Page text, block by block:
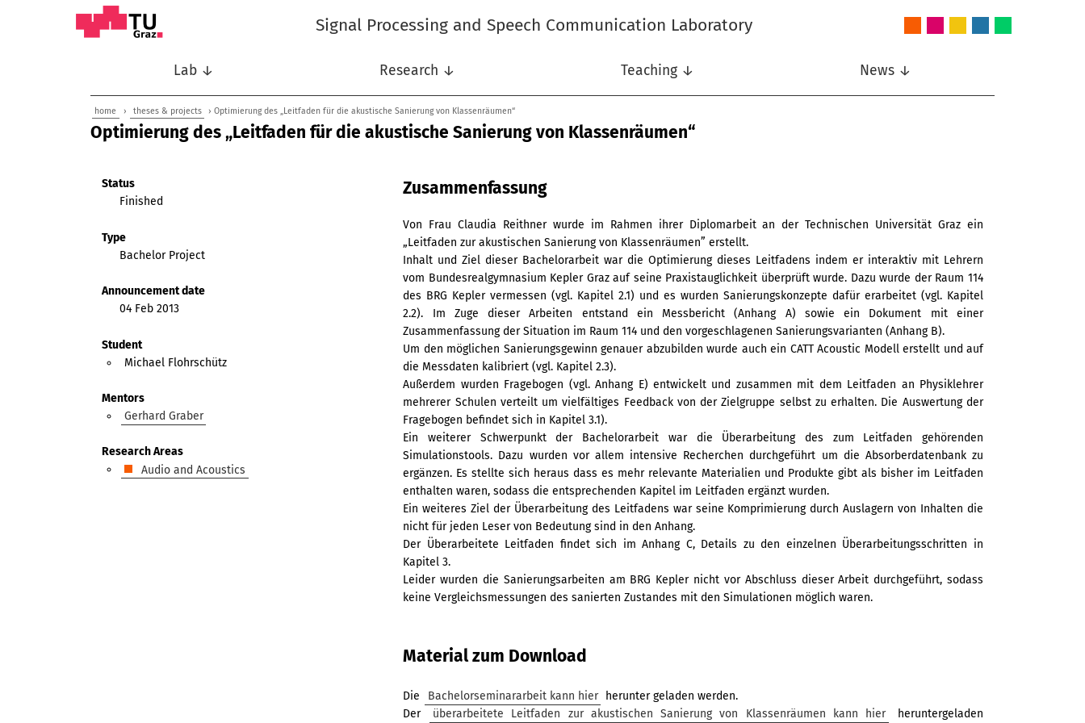
Signal Processing and Speech Communication Laboratory
Lab ↓ Research ↓ Teaching ↓ News ↓
home › theses & projects › Optimierung des „Leitfaden für die akustische Sanierung von Klassenräumen“
Optimierung des „Leitfaden für die akustische Sanierung von Klassenräumen“
Status
Finished
Type
Bachelor Project
Announcement date
04 Feb 2013
Student
Michael Flohrschütz
Mentors
Gerhard Graber
Research Areas
Audio and Acoustics
Zusammenfassung
Von Frau Claudia Reithner wurde im Rahmen ihrer Diplomarbeit an der Technischen Universität Graz ein
„Leitfaden zur akustischen Sanierung von Klassenräumen” erstellt.
Inhalt und Ziel dieser Bachelorarbeit war die Optimierung dieses Leitfadens indem er interaktiv mit Lehrern
vom Bundesrealgymnasium Kepler Graz auf seine Praxistauglichkeit überprüft wurde. Dazu wurde der Raum 114
des BRG Kepler vermessen (vgl. Kapitel 2.1) und es wurden Sanierungskonzepte dafür erarbeitet (vgl. Kapitel
2.2). Im Zuge dieser Arbeiten entstand ein Messbericht (Anhang A) sowie ein Dokument mit einer
Zusammenfassung der Situation im Raum 114 und den vorgeschlagenen Sanierungsvarianten (Anhang B).
Um den möglichen Sanierungsgewinn genauer abzubilden wurde auch ein CATT Acoustic Modell erstellt und auf
die Messdaten kalibriert (vgl. Kapitel 2.3).
Außerdem wurden Fragebogen (vgl. Anhang E) entwickelt und zusammen mit dem Leitfaden an Physiklehrer
mehrerer Schulen verteilt um vielfältiges Feedback von der Zielgruppe selbst zu erhalten. Die Auswertung der
Fragebogen befindet sich in Kapitel 3.1).
Ein weiterer Schwerpunkt der Bachelorarbeit war die Überarbeitung des zum Leitfaden gehörenden
Simulationstools. Dazu wurden vor allem intensive Recherchen durchgeführt um die Absorberdatenbank zu
ergänzen. Es stellte sich heraus dass es mehr relevante Materialien und Produkte gibt als bisher im Leitfaden
enthalten waren, sodass die entsprechenden Kapitel im Leitfaden ergänzt wurden.
Ein weiteres Ziel der Überarbeitung des Leitfadens war seine Komprimierung durch Auslagern von Inhalten die
nicht für jeden Leser von Bedeutung sind in den Anhang.
Der Überarbeitete Leitfaden findet sich im Anhang C, Details zu den einzelnen Überarbeitungsschritten in
Kapitel 3.
Leider wurden die Sanierungsarbeiten am BRG Kepler nicht vor Abschluss dieser Arbeit durchgeführt, sodass
keine Vergleichsmessungen des sanierten Zustandes mit den Simulationen möglich waren.
Material zum Download
Die Bachelorseminararbeit kann hier
herunter geladen werden.
Der
überarbeitete Leitfaden zur akustischen Sanierung von Klassenräumen kann hier heruntergeladen